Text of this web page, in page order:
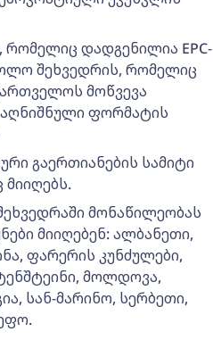
რომელიც დადგენილია EPC-
შეხვედრის, რომელიც
მოწვევა
აღნიშნული ფორმატის
გაერთიანების სამიტი
მონაწილეობას
მიიღებენ: ალბანეთი,
ფარერის კუნძულები,
მოლდოვა,
სან-მარინო, სერბეთი,